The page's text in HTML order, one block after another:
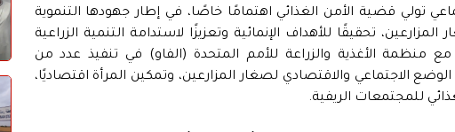
تولي قضية الأمن الغذائي اهتمامًا خاصًا، في إطار جهودها التنموية
تحقيقًا للأهداف الإنمائية وتعزيزًا لاستدامة التنمية الزراعية
مع منظمة الأغذية والزراعة للأمم المتحدة (الفاو) في تنفيذ عدد من
الاجتماعي والاقتصادي لصغار المزارعين، وتمكين المرأة اقتصاديًا،
للمجتمعات الريفية.